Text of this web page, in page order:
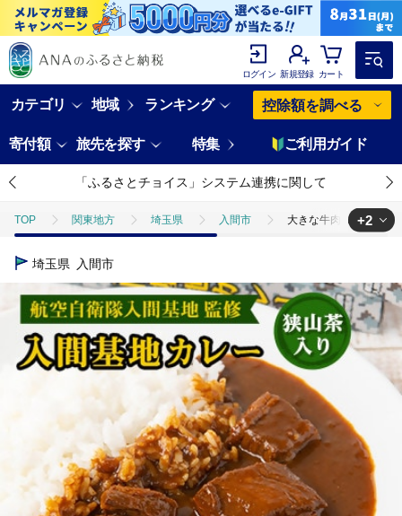
ログイン 新規登録 カート
カテゴリ 地域 ランキング 控除額を調べる
寄付額 旅先を探す 特集 ご利用ガイド
「ふるさとチョイス」システム連携に関して
TOP 関東地方 埼玉県 入間市 大きな牛肉入り!入間
TOP
加工食品 惣菜・レトルト カレー 大きな牛肉入
+2
埼玉県 入間市